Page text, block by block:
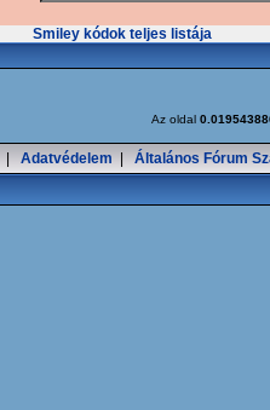
Smiley kódok teljes listája
Az oldal
Adatvédelem Általános Fórum